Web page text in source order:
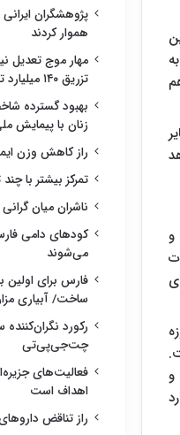
و
و
پژوهشگران
هموار کردند
مهار موج تعدیل
تزریق ۱۴۰ میلیارد تومان
بهبود گسترده
زنان با پیمایش
راز کاهش وزن
تمرکز بیشتر با
ناشران میان
کودهای دامی
می‌شوند
فارس برای اولین
ساخت/ آبیاری
رکورد
چت‌جی‌پی‌تی
فعالیت‌های
اهداف است
راز تناقض